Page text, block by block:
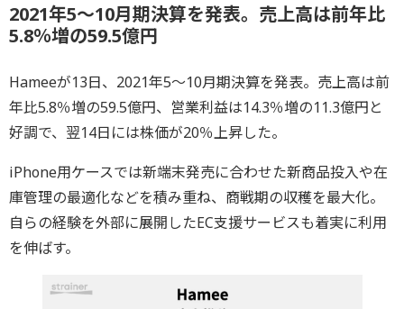
2021年5～10月期決算を発表。売上高は前年比
5.8％増の59.5億円
Hameeが13日、2021年5～10月期決算を発表。売上高は前
年比5.8％増の59.5億円、営業利益は14.3％増の11.3億円と
好調で、翌14日には株価が20％上昇した。
iPhone用ケースでは新端末発売に合わせた新商品投入や在
庫管理の最適化などを積み重ね、商戦期の収穫を最大化。
自らの経験を外部に展開したEC支援サービスも着実に利用
を伸ばす。